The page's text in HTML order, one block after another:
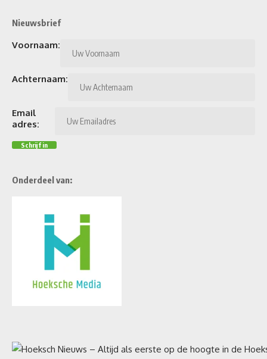
Nieuwsbrief
Voornaam:
Achternaam:
Email
adres:
Onderdeel van: